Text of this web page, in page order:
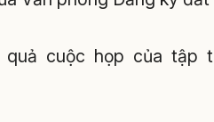
cuộc họp của tập